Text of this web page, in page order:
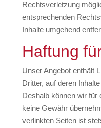
Rechtsverletzung
entsprechenden
Inhalte umgehend
Haftung
Unser Angebot enthält
Dritter, auf deren
Deshalb können wir für
keine Gewähr
verlinkten Seiten ist